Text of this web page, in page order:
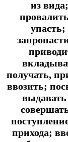
из
упасть;
получать,
ввозить;
прихода;